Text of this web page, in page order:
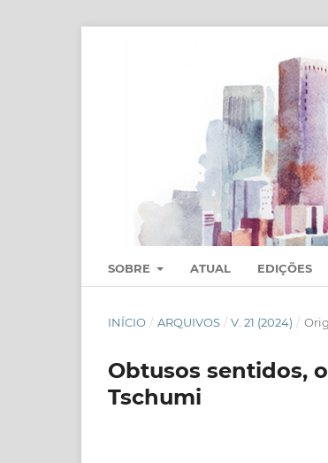
SOBRE ATUAL EDIÇÕES
INÍCIO / ARQUIVOS / V. 21 (2024) /
Obtusos sentidos,
Tschumi